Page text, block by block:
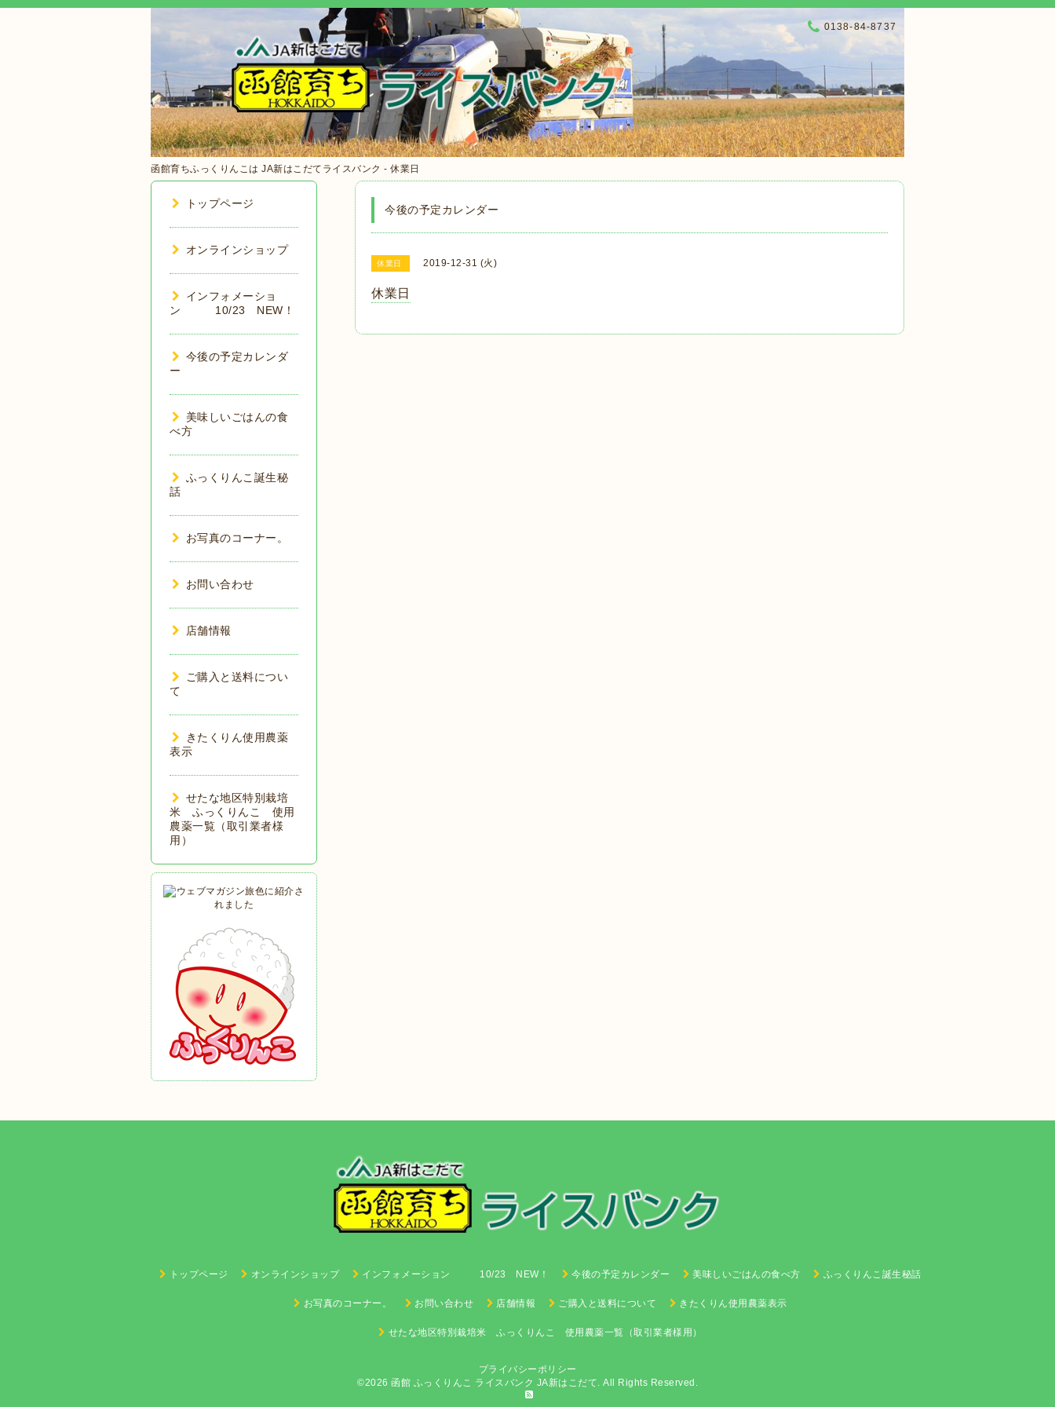
0138-84-8737
函館育ちふっくりんこは JA新はこだてライスバンク - 休業日
今後の予定カレンダー
休業日 2019-12-31 (火)
休業日
トップページ
オンラインショップ
インフォメーショ
ン 10/23 NEW！
今後の予定カレンダ
ー
美味しいごはんの食
べ方
ふっくりんこ誕生秘
話
お写真のコーナー。
お問い合わせ
店舗情報
ご購入と送料につい
て
きたくりん使用農薬
表示
せたな地区特別栽培
米 ふっくりんこ 使用
農薬一覧（取引業者様
用）
トップページ オンラインショップ インフォメーション 10/23 NEW！ 今後の予定カレンダー 美味しいごはんの食べ方 ふっくりんこ誕生秘話
お写真のコーナー。 お問い合わせ 店舗情報 ご購入と送料について きたくりん使用農薬表示
せたな地区特別栽培米 ふっくりんこ 使用農薬一覧（取引業者様用）
プライバシーポリシー
©2026 函館 ふっくりんこ ライスバンク JA新はこだて. All Rights Reserved.